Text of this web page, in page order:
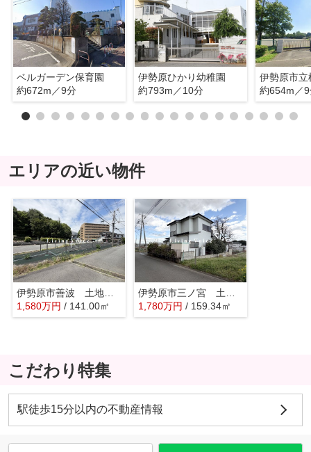
ベルガーデン保育園
約672m／9分
伊勢原ひかり幼稚園
約793m／10分
伊勢原市立
約654m／
エリアの近い物件
伊勢原市善波 土地（売地） 建築条件なし 全2区画
1,580万円 / 141.00㎡
伊勢原市三ノ宮 土地（売地）建築条件なし
1,780万円 / 159.34㎡
こだわり特集
駅徒歩15分以内の不動産情報